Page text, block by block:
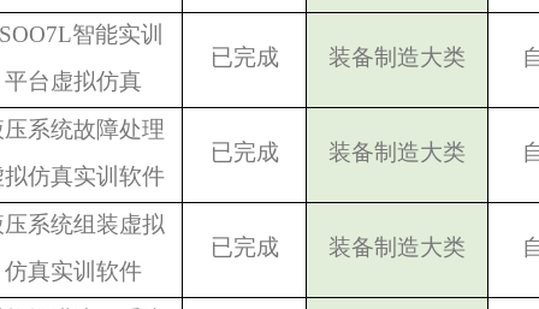
智能实训
平台虚拟仿真
已完成 装备制造大类
系统故障处理
仿真实训软件
已完成 装备制造大类
系统组装虚拟
仿真实训软件
已完成 装备制造大类